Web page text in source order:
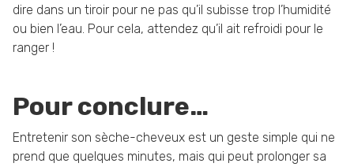
dire dans un tiroir pour ne pas qu’il subisse trop l’humidité
ou bien l’eau. Pour cela, attendez qu’il ait refroidi pour le
ranger !
Pour conclure…
Entretenir son sèche-cheveux est un geste simple qui ne
prend que quelques minutes, mais qui peut prolonger sa